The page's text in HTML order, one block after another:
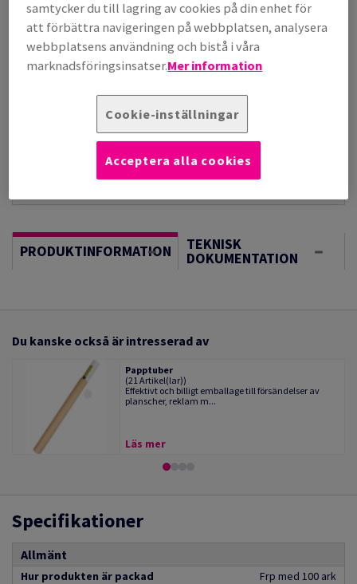
(184 kg )
I LAGER, LÄNGRE LEVERANS, FÖRVÄNTAT LEV.DATUM
17/08/2026
Vägledning om enheter
PRODUKTINFORMATION TEKNISK
DOKUMENTATION
Du kanske också är intresserad av
Papptuber
(21 Artikel(lar))
Effektivt och billigt emballage till försändelser av
planscher, reklam m...
Läs mer
Specifikationer
Allmänt
Hur produkten är packad
Frp med 100 ark
samtycker du till lagring av cookies på din enhet för
att förbättra navigeringen på webbplatsen, analysera
webbplatsens användning och bistå i våra
marknadsföringsinsatser.Mer information
Cookie-inställningar
Acceptera alla cookies